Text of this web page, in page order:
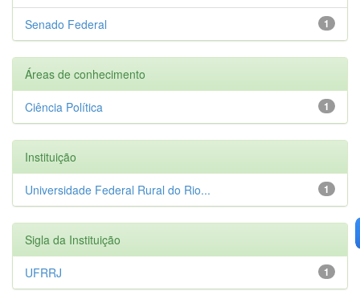
1
Senado Federal
Áreas de conhecimento
1
Ciência Política
Instituição
1
Universidade Federal Rural do Rio...
Sigla da Instituição
1
UFRRJ